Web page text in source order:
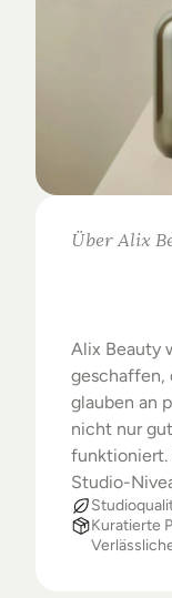
Über Alix
Alix Beauty
geschaffen,
glauben an
nicht nur
funktioniert.
Studio-
Kuratierte